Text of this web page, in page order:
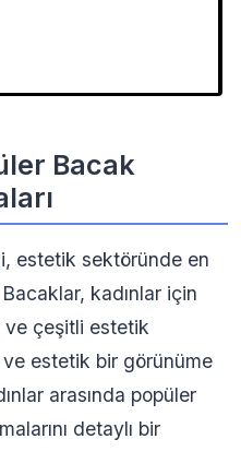
Bacak
estetik sektöründe en
kadınlar için
ve çeşitli estetik
estetik bir görünüme
arasında popüler
detaylı bir